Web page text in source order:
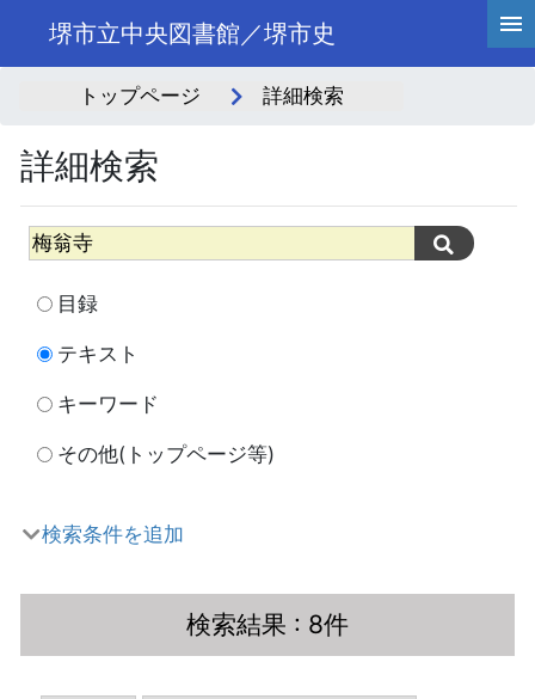
堺市立中央図書館／堺市史
トップページ 詳細検索
詳細検索
目録
テキスト
キーワード
その他(トップページ等)
検索条件を追加
検索結果 : 8件